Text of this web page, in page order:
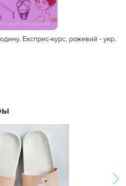
Експрес-курс, рожевий - укр.